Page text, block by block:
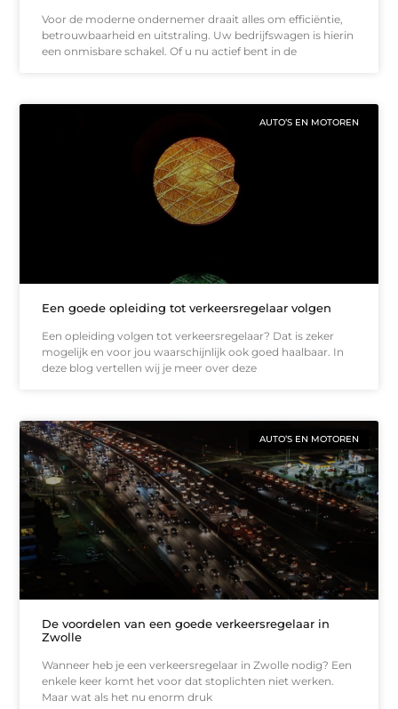
Voor de moderne ondernemer draait alles om efficiëntie,
betrouwbaarheid en uitstraling. Uw bedrijfswagen is hierin
een onmisbare schakel. Of u nu actief bent in de
AUTO’S EN MOTOREN
Een goede opleiding tot verkeersregelaar volgen
Een opleiding volgen tot verkeersregelaar? Dat is zeker
mogelijk en voor jou waarschijnlijk ook goed haalbaar. In
deze blog vertellen wij je meer over deze
AUTO’S EN MOTOREN
De voordelen van een goede verkeersregelaar in
Zwolle
Wanneer heb je een verkeersregelaar in Zwolle nodig? Een
enkele keer komt het voor dat stoplichten niet werken.
Maar wat als het nu enorm druk